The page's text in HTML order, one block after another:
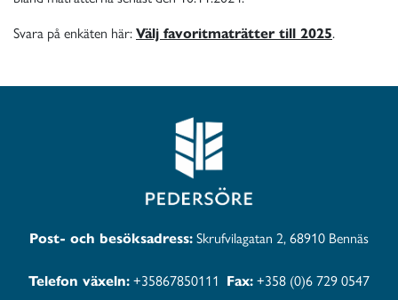
Svara på enkäten här:Välj favoritmaträtter till 2025.
Post- och besöksadress:Skrufvilagatan 2, 68910 Bennäs
Telefon växeln:+35867850111 Fax:+358 (0)6 729 0547